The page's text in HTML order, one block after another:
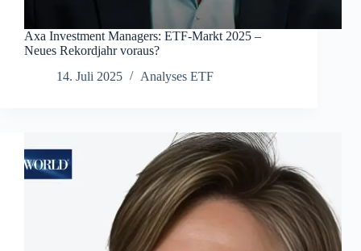
Axa Investment Managers: ETF-Markt 2025 –
Neues Rekordjahr voraus?
14. Juli 2025
Analyses ETF